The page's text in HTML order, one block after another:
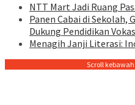
NTT Mart Jadi Ruang
Panen Cabai di Sekolah,
Dukung Pendidikan
Menagih Janji Literasi:
Scroll